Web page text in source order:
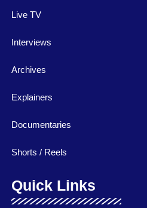
Live TV
Interviews
Archives
Explainers
Documentaries
Shorts / Reels
Quick Links